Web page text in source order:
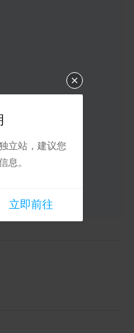
立站，建议您
息。
立即前往